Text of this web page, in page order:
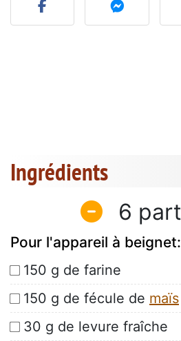
Ingrédients
6
Pour l'appareil à beignet:
150 g de farine
150 g de fécule de maïs
30 g de levure fraîche